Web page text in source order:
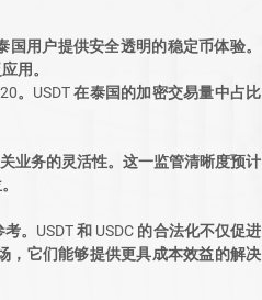
用户提供安全透明的稳定币体验。
用。
。USDT 在泰国的加密交易量中占比
业务的灵活性。这一监管清晰度预计
。USDT 和 USDC 的合法化不仅促进
，它们能够提供更具成本效益的解决